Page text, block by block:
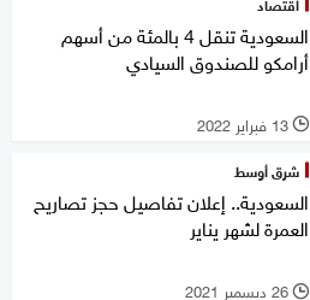
السعودية تنقل 4 بالمئة من أسهم
أرامكو للصندوق السيادي
l 13 فبراير 2022
شرق أوسط
السعودية.. إعلان تفاصيل حجز تصاريح
العمرة لشهر يناير
l 26 ديسمبر 2021